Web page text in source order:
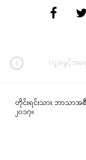
လူ့အခွင့်အရ
တိုင်းရင်းသား ဘာသာအ
၂၀၁၇။